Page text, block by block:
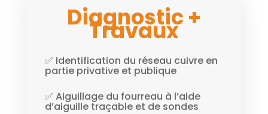
Diagnostic +
Travaux
✅ Identification du réseau cuivre en
partie privative et publique
✅ Aiguillage du fourreau à l’aide
d’aiguille traçable et de sondes